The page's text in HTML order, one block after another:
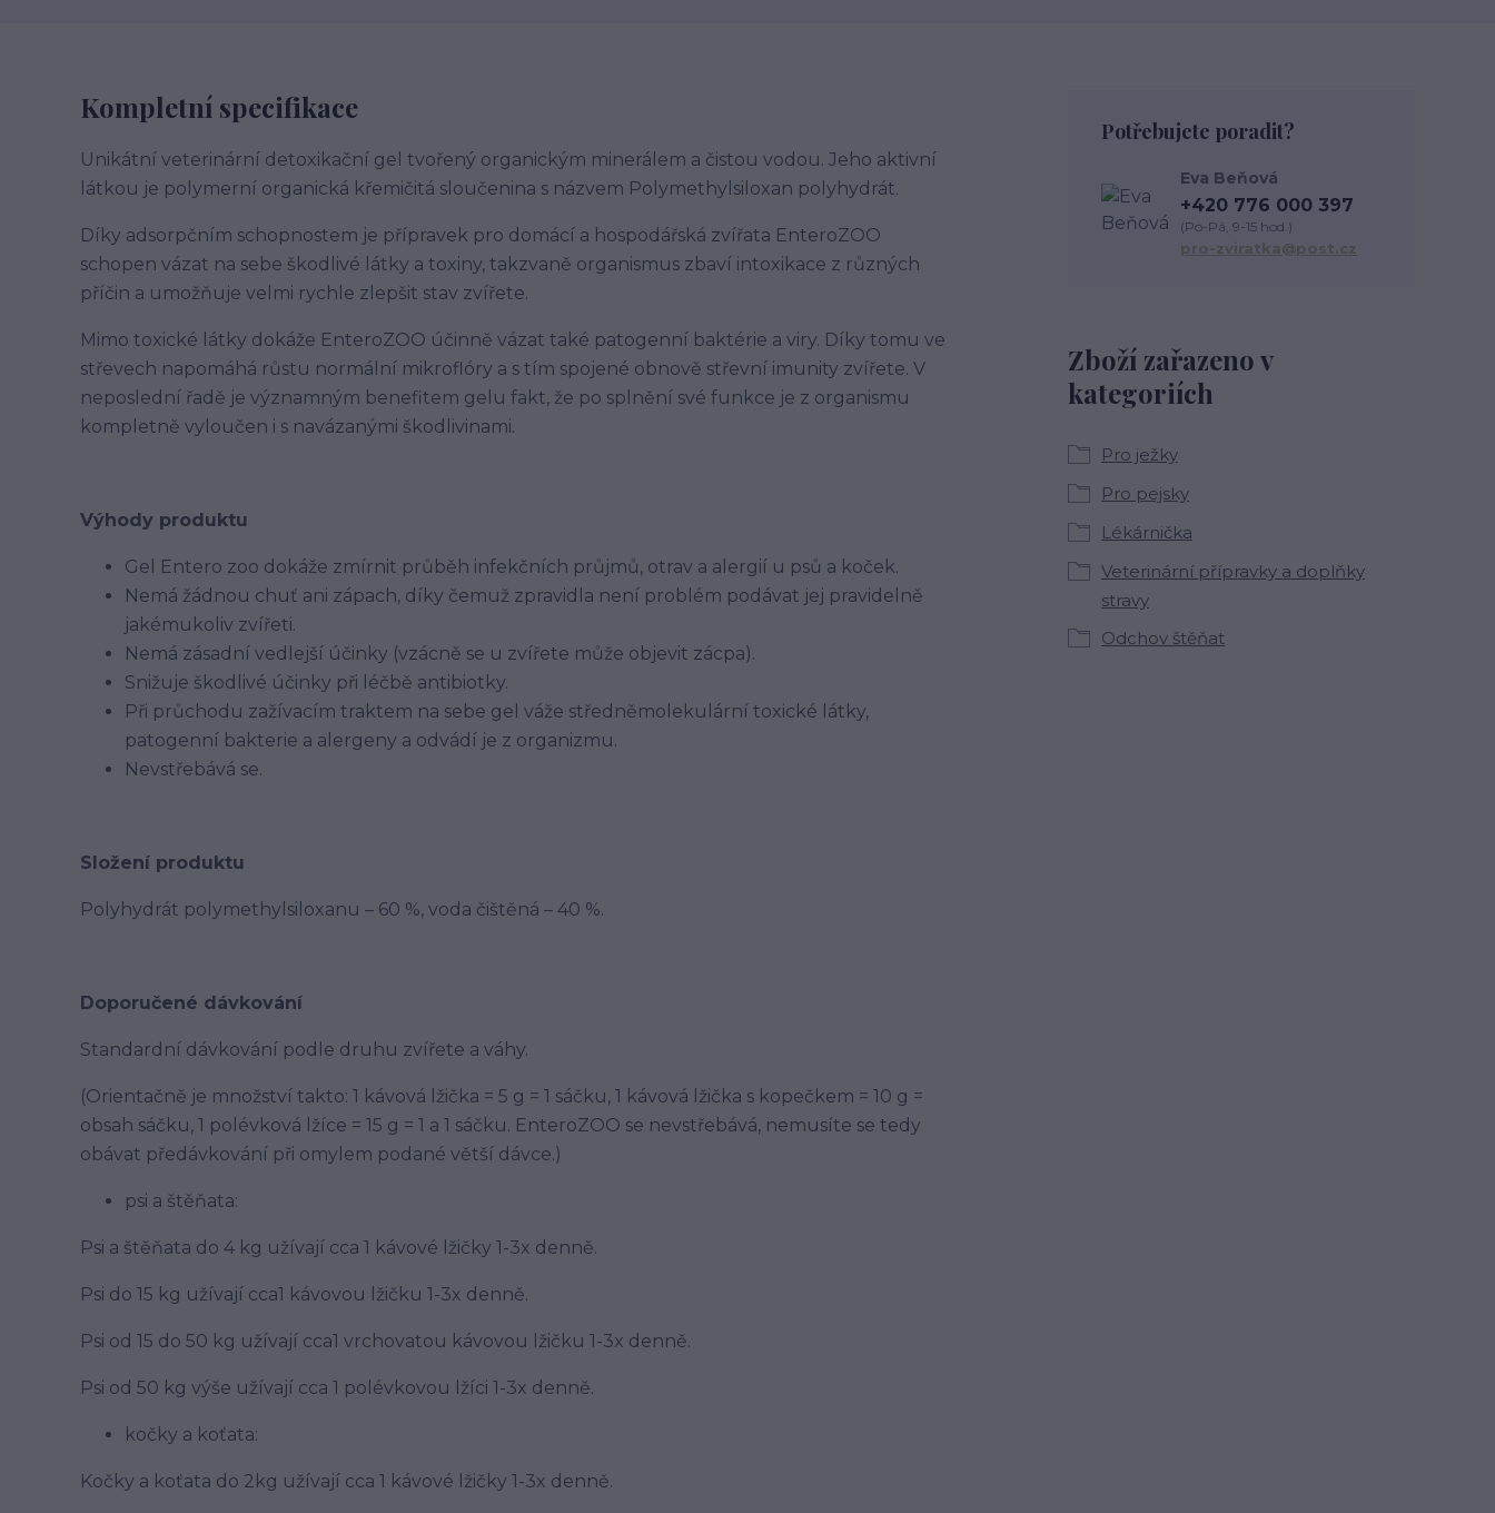
Kompletní specifikace
Unikátní veterinární detoxikační gel tvořený organickým minerálem a čistou vodou. Jeho aktivní
látkou je polymerní organická křemičitá sloučenina s názvem Polymethylsiloxan polyhydrát.
Díky adsorpčním schopnostem je přípravek pro domácí a hospodářská zvířata EnteroZOO
schopen vázat na sebe škodlivé látky a toxiny, takzvaně organismus zbaví intoxikace z různých
příčin a umožňuje velmi rychle zlepšit stav zvířete.
Mimo toxické látky dokáže EnteroZOO účinně vázat také patogenní baktérie a viry. Díky tomu ve
střevech napomáhá růstu normální mikroflóry a s tím spojené obnově střevní imunity zvířete. V
neposlední řadě je významným benefitem gelu fakt, že po splnění své funkce je z organismu
kompletně vyloučen i s navázanými škodlivinami.
Výhody produktu
Gel Entero zoo dokáže zmírnit průběh infekčních průjmů, otrav a alergií u psů a koček.
Nemá žádnou chuť ani zápach, díky čemuž zpravidla není problém podávat jej pravidelně
jakémukoliv zvířeti.
Nemá zásadní vedlejší účinky (vzácně se u zvířete může objevit zácpa).
Snižuje škodlivé účinky při léčbě antibiotky.
Při průchodu zažívacím traktem na sebe gel váže středněmolekulární toxické látky,
patogenní bakterie a alergeny a odvádí je z organizmu.
Nevstřebává se.
Složení produktu
Polyhydrát polymethylsiloxanu – 60 %, voda čištěná – 40 %.
Doporučené dávkování
Standardní dávkování podle druhu zvířete a váhy.
(Orientačně je množství takto: 1 kávová lžička = 5 g = 1 sáčku, 1 kávová lžička s kopečkem = 10 g =
obsah sáčku, 1 polévková lžíce = 15 g = 1 a 1 sáčku. EnteroZOO se nevstřebává, nemusíte se tedy
obávat předávkování při omylem podané větší dávce.)
psi a štěňata:
Psi a štěňata do 4 kg užívají cca 1 kávové lžičky 1-3x denně.
Psi do 15 kg užívají cca1 kávovou lžičku 1-3x denně.
Psi od 15 do 50 kg užívají cca1 vrchovatou kávovou lžičku 1-3x denně.
Psi od 50 kg výše užívají cca 1 polévkovou lžíci 1-3x denně.
kočky a koťata:
Kočky a koťata do 2kg užívají cca 1 kávové lžičky 1-3x denně.
Zboží zařazeno v
kategoriích
Pro ježky
Pro pejsky
Lékárnička
Veterinární přípravky a doplňky
stravy
Odchov štěňat
Potřebujete poradit?
Eva Beňová
+420 776 000 397
(Po-Pá, 9-15 hod.)
pro-zviratka@post.cz